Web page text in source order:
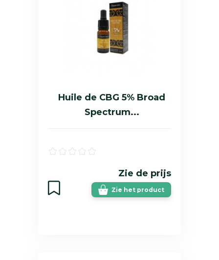
Huile de CBG 5% Broad
Spectrum...
Zie de prijs
Zie het product